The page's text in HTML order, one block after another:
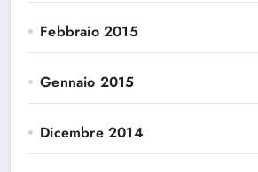
Febbraio 2015
Gennaio 2015
Dicembre 2014